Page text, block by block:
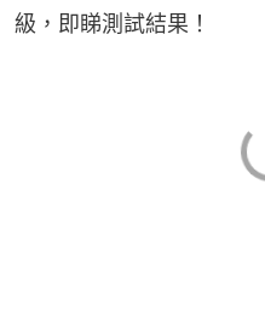
級，即睇測試結果！